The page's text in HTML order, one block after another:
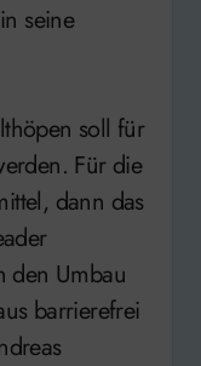
seine
soll für
Für die
dann das
den Umbau
barrierefrei